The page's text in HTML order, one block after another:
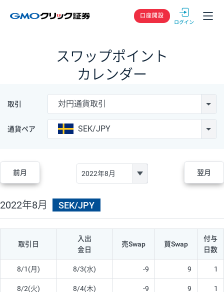
GMOクリック
口座開設
スワップポイント
カレンダー
取引 対円通貨取引
通貨ペア SEK/JPY
前月 翌月
2022年8月 SEK/JPY
取引日
入出
金日
売Swap 買Swap
付与
日数
8/1(月) 8/3(水) -9 9 1
8/2(火) 8/4(木) -9 9 1